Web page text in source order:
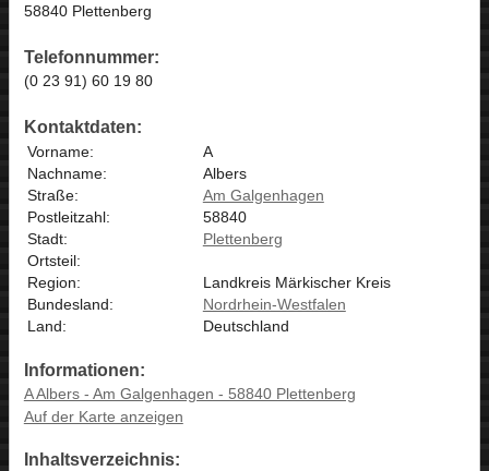
58840 Plettenberg
Telefonnummer:
(0 23 91) 60 19 80
Kontaktdaten:
Vorname:
A
Nachname:
Albers
Straße:
Am Galgenhagen
Postleitzahl:
58840
Stadt:
Plettenberg
Ortsteil:
Region:
Landkreis Märkischer Kreis
Bundesland:
Nordrhein-Westfalen
Land:
Deutschland
Informationen:
A Albers - Am Galgenhagen - 58840 Plettenberg
Auf der Karte anzeigen
Inhaltsverzeichnis: